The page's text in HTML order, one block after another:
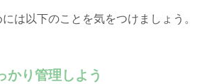
は以下のことを気をつけましょう。
かり管理しよう